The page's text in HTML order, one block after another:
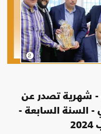
- شهرية تصدر عن
- السنة السابعة -